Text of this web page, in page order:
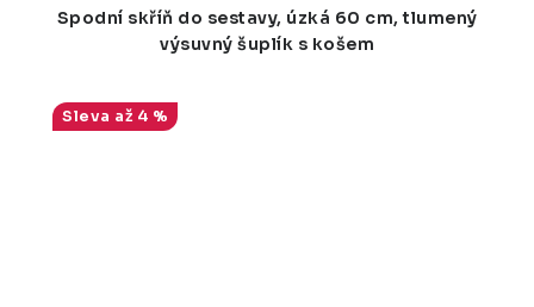
Spodní skříň do sestavy, úzká 60 cm, tlumený
výsuvný šuplík s košem
až 4 %